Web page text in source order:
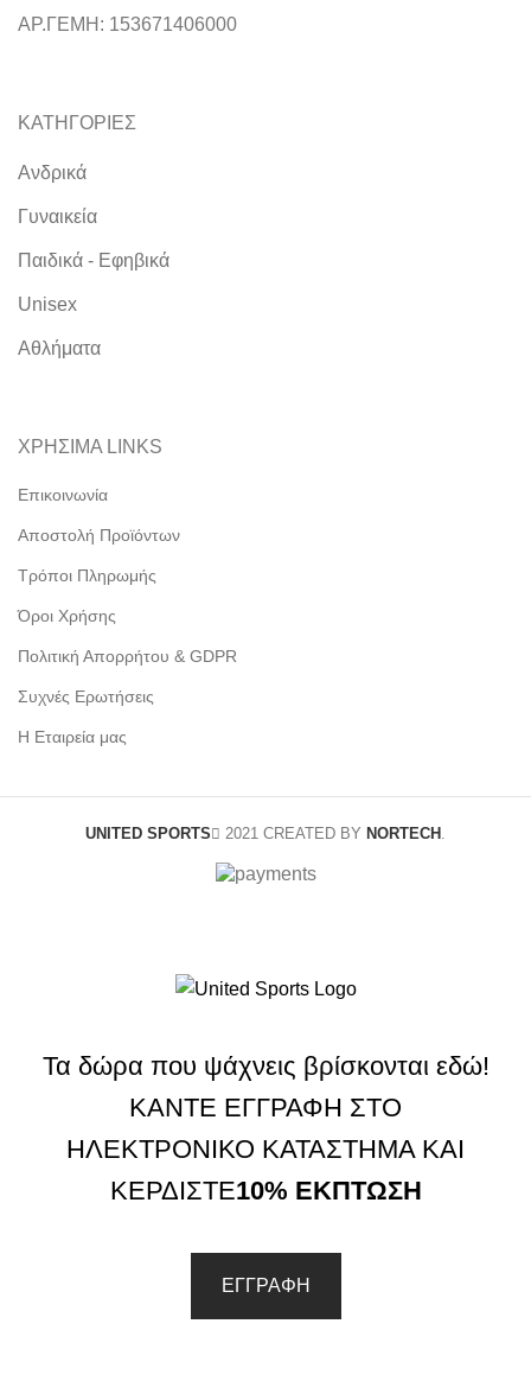
ΑΡ.ΓΕΜΗ: 153671406000
ΚΑΤΗΓΟΡΙΕΣ
Ανδρικά
Γυναικεία
Παιδικά - Εφηβικά
Unisex
Αθλήματα
ΧΡΗΣΙΜΑ LINKS
Επικοινωνία
Αποστολή Προϊόντων
Τρόποι Πληρωμής
Όροι Χρήσης
Πολιτική Απορρήτου & GDPR
Συχνές Ερωτήσεις
Η Εταιρεία μας
UNITED SPORTS 2021 CREATED BY NORTECH .
Τα δώρα που ψάχνεις βρίσκονται εδώ!
ΚΑΝΤΕ ΕΓΓΡΑΦΗ ΣΤΟ
ΗΛΕΚΤΡΟΝΙΚΟ ΚΑΤΑΣΤΗΜΑ ΚΑΙ
ΚΕΡΔΙΣΤΕ10% ΕΚΠΤΩΣΗ
ΕΓΓΡΑΦΗ